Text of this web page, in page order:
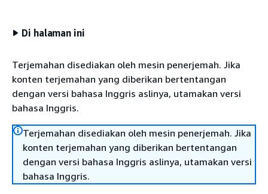
Di halaman ini
Terjemahan disediakan oleh mesin penerjemah. Jika
konten terjemahan yang diberikan bertentangan
dengan versi bahasa Inggris aslinya, utamakan versi
bahasa Inggris.
Terjemahan disediakan oleh mesin penerjemah. Jika
konten terjemahan yang diberikan bertentangan
dengan versi bahasa Inggris aslinya, utamakan versi
bahasa Inggris.